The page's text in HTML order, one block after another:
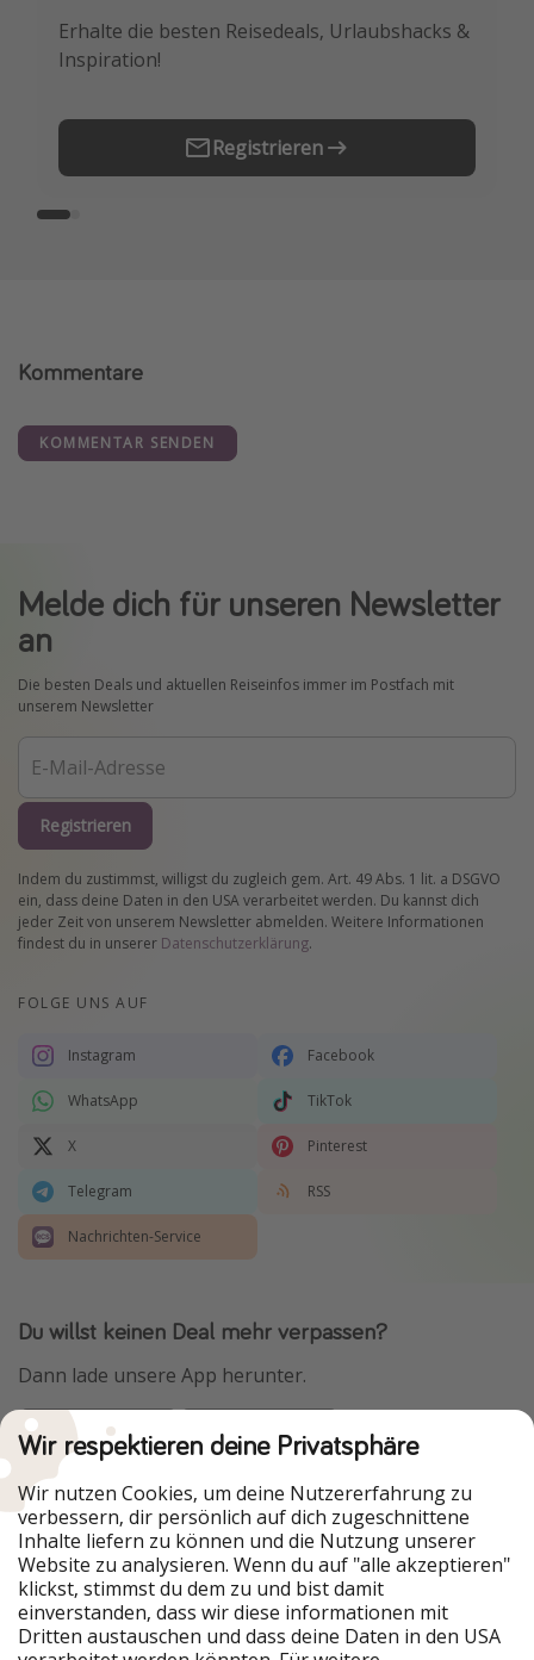
Erhalte die besten Reisedeals, Urlaubshacks &
Inspiration!
Registrieren
Buche die besten Reiseschnäppchen als
Erstes.
Kommentare
KOMMENTAR SENDEN
Melde dich für unseren Newsletter
an
Die besten Deals und aktuellen Reiseinfos immer im Postfach mit
unserem Newsletter
Registrieren
Indem du zustimmst, willigst du zugleich gem. Art. 49 Abs. 1 lit. a DSGVO
ein, dass deine Daten in den USA verarbeitet werden. Du kannst dich
jeder Zeit von unserem Newsletter abmelden. Weitere Informationen
findest du in unserer Datenschutzerklärung.
FOLGE UNS AUF
Instagram Facebook
WhatsApp TikTok
X Pinterest
Telegram RSS
Nachrichten-Service
Du willst keinen Deal mehr verpassen?
Dann lade unsere App herunter.
Urlaubspiraten ist Teil der HolidayPirates Group
Unsere Märkte
PiratinViaggio
HolidayPirates
VakantiePiraten
WakacyjniPiraci
VoyagesPirates
Ferienpiraten
Urlaubspiraten
ViajerosPiratas
Wir respektieren deine Privatsphäre
Wir nutzen Cookies, um deine Nutzererfahrung zu
verbessern, dir persönlich auf dich zugeschnittene
Inhalte liefern zu können und die Nutzung unserer
Website zu analysieren. Wenn du auf "alle akzeptieren"
klickst, stimmst du dem zu und bist damit
einverstanden, dass wir diese informationen mit
Dritten austauschen und dass deine Daten in den USA